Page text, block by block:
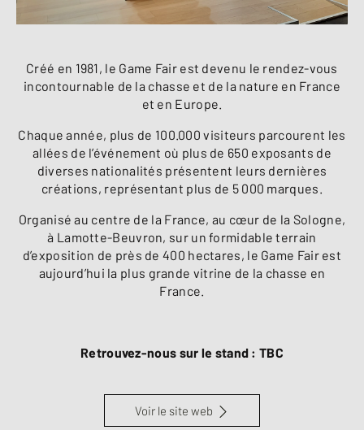
Créé en 1981, le Game Fair est devenu le rendez-vous
incontournable de la chasse et de la nature en France
et en Europe.
Chaque année, plus de 100.000 visiteurs parcourent les
allées de l’événement où plus de 650 exposants de
diverses nationalités présentent leurs dernières
créations, représentant plus de 5 000 marques.
Organisé au centre de la France, au cœur de la Sologne,
à Lamotte-Beuvron, sur un formidable terrain
d’exposition de près de 400 hectares, le Game Fair est
aujourd’hui la plus grande vitrine de la chasse en
France.
Retrouvez-nous sur le stand : TBC
Voir le site web